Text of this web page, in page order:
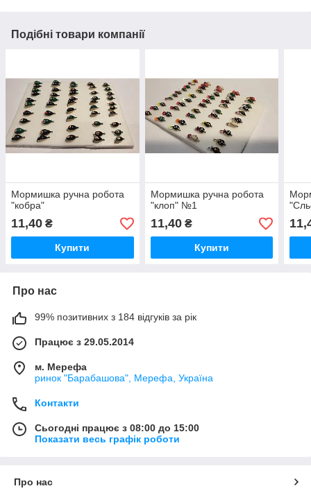
Подібні товари компанії
Мормишка ручна робота
"кобра"
11,40 ₴
Купити
Мормишка ручна робота
"клоп" №1
11,40₴
Купити
Про нас
99% позитивних з 184 відгуків за рік
Працює з 29.05.2014
м. Мерефа
ринок "Барабашова", Мерефа, Україна
Контакти
Сьогодні працює з 08:00 до 15:00
Показати весь графік роботи
Про нас